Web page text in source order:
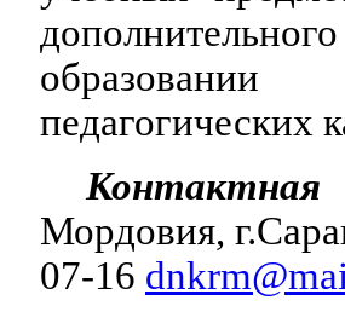
педагогических
Мордовия,
07-16